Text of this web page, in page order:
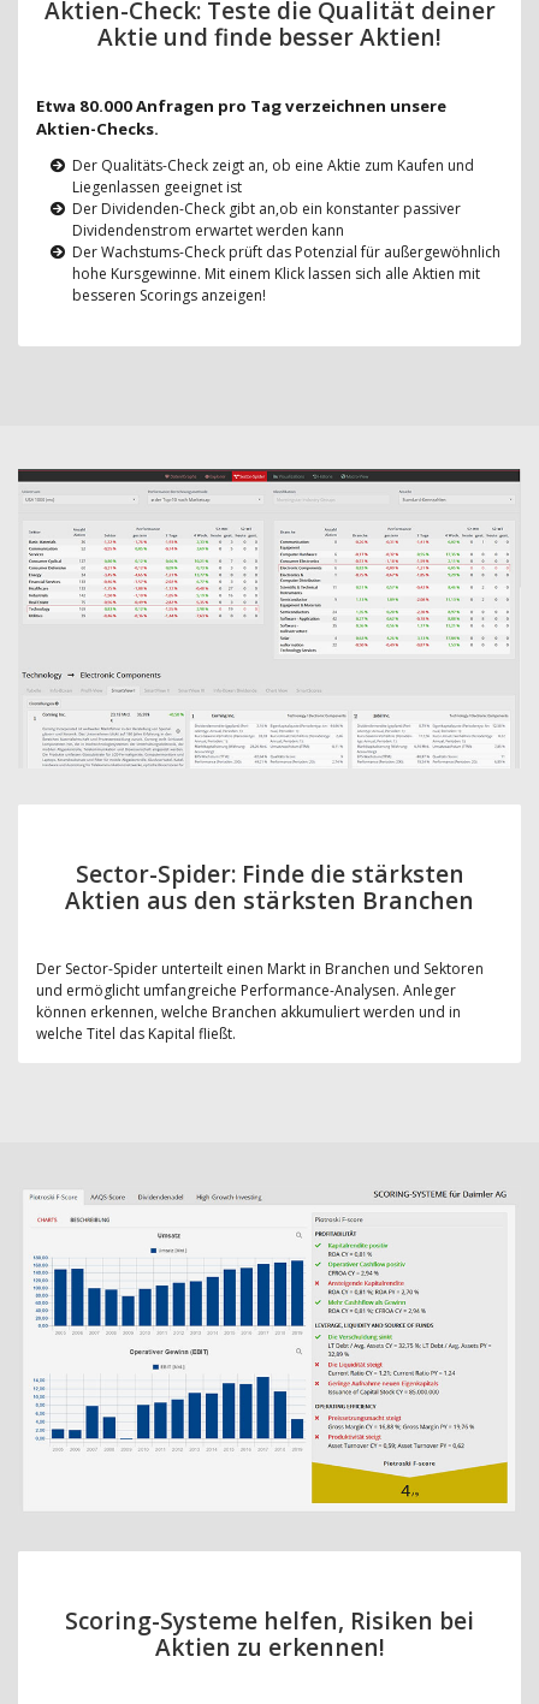
Aktien-Check: Teste die Qualität deiner
Aktie und finde besser Aktien!
Etwa 80.000 Anfragen pro Tag verzeichnen unsere
Aktien-Checks.
Der Qualitäts-Check zeigt an, ob eine Aktie zum Kaufen und
Liegenlassen geeignet ist
Der Dividenden-Check gibt an,ob ein konstanter passiver
Dividendenstrom erwartet werden kann
Der Wachstums-Check prüft das Potenzial für außergewöhnlich
hohe Kursgewinne. Mit einem Klick lassen sich alle Aktien mit
besseren Scorings anzeigen!
Sector-Spider: Finde die stärksten
Aktien aus den stärksten Branchen
Der Sector-Spider unterteilt einen Markt in Branchen und Sektoren
und ermöglicht umfangreiche Performance-Analysen. Anleger
können erkennen, welche Branchen akkumuliert werden und in
welche Titel das Kapital fließt.
Scoring-Systeme helfen, Risiken bei
Aktien zu erkennen!